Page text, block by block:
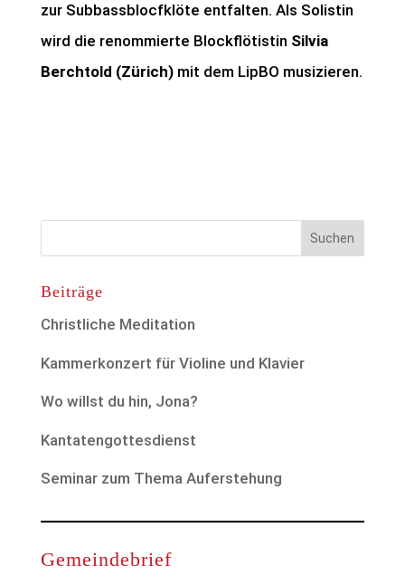
zur Subbassblocfklöte entfalten. Als Solistin
wird die renommierte Blockflötistin Silvia
Berchtold (Zürich)mit dem LipBO musizieren.
Beiträge
Christliche Meditation
Kammerkonzert für Violine und Klavier
Wo willst du hin, Jona?
Kantatengottesdienst
Seminar zum Thema Auferstehung
Gemeindebrief